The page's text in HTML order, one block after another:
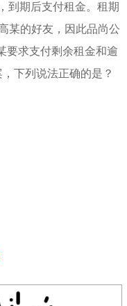
到期后支付租金。租期
某的好友，因此品尚公
要求支付剩余租金和逾
下列说法正确的是？